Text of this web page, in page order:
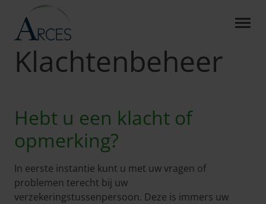
Skip to Main Content
KLACHTENBEHEER -
Arces Tot uw dienst
Klachtenbeheer
Hebt u een klacht of
opmerking?
In eerste instantie kunt u met uw vragen of
problemen terecht bij uw
verzekeringstussenpersoon. Deze is immers uw